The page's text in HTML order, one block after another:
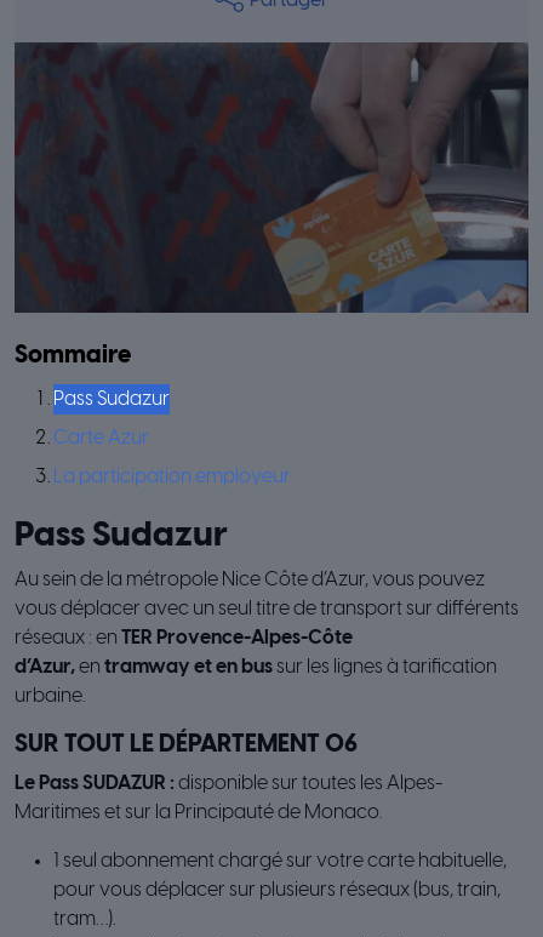
Sommaire
Pass Sudazur
Carte Azur
La participation employeur
Pass Sudazur
Au sein de la métropole Nice Côte d’Azur, vous pouvez
vous déplacer avec un seul titre de transport sur différents
réseaux : en TER Provence-Alpes-Côte
d’Azur,en tramway et en bus sur les lignes à tarification
urbaine.
SUR TOUT LE DÉPARTEMENT 06
Le Pass SUDAZUR : disponible sur toutes les Alpes-
Maritimes et sur la Principauté de Monaco.
1 seul abonnement chargé sur votre carte habituelle,
pour vous déplacer sur plusieurs réseaux (bus, train,
tram…).